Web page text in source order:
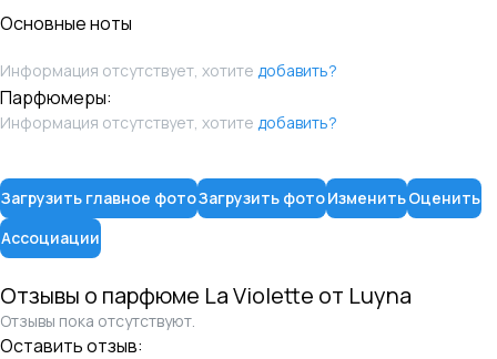
Основные ноты
Информация отсутствует, хотите добавить?
Парфюмеры:
Информация отсутствует, хотите добавить?
Загрузить главное фотоЗагрузить фотоИзменитьОценить
Ассоциации
Отзывы о парфюме La Violette от Luyna
Отзывы пока отсутствуют.
Оставить отзыв: